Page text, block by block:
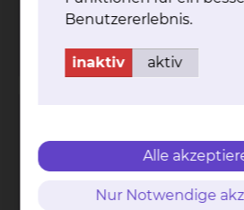
Per E-Mail kontaktieren
Fichtengrund 1, 38126
+49 531 595 4532
Benutzererlebnis.
inaktiv aktiv
Alle
Nur Notwendige